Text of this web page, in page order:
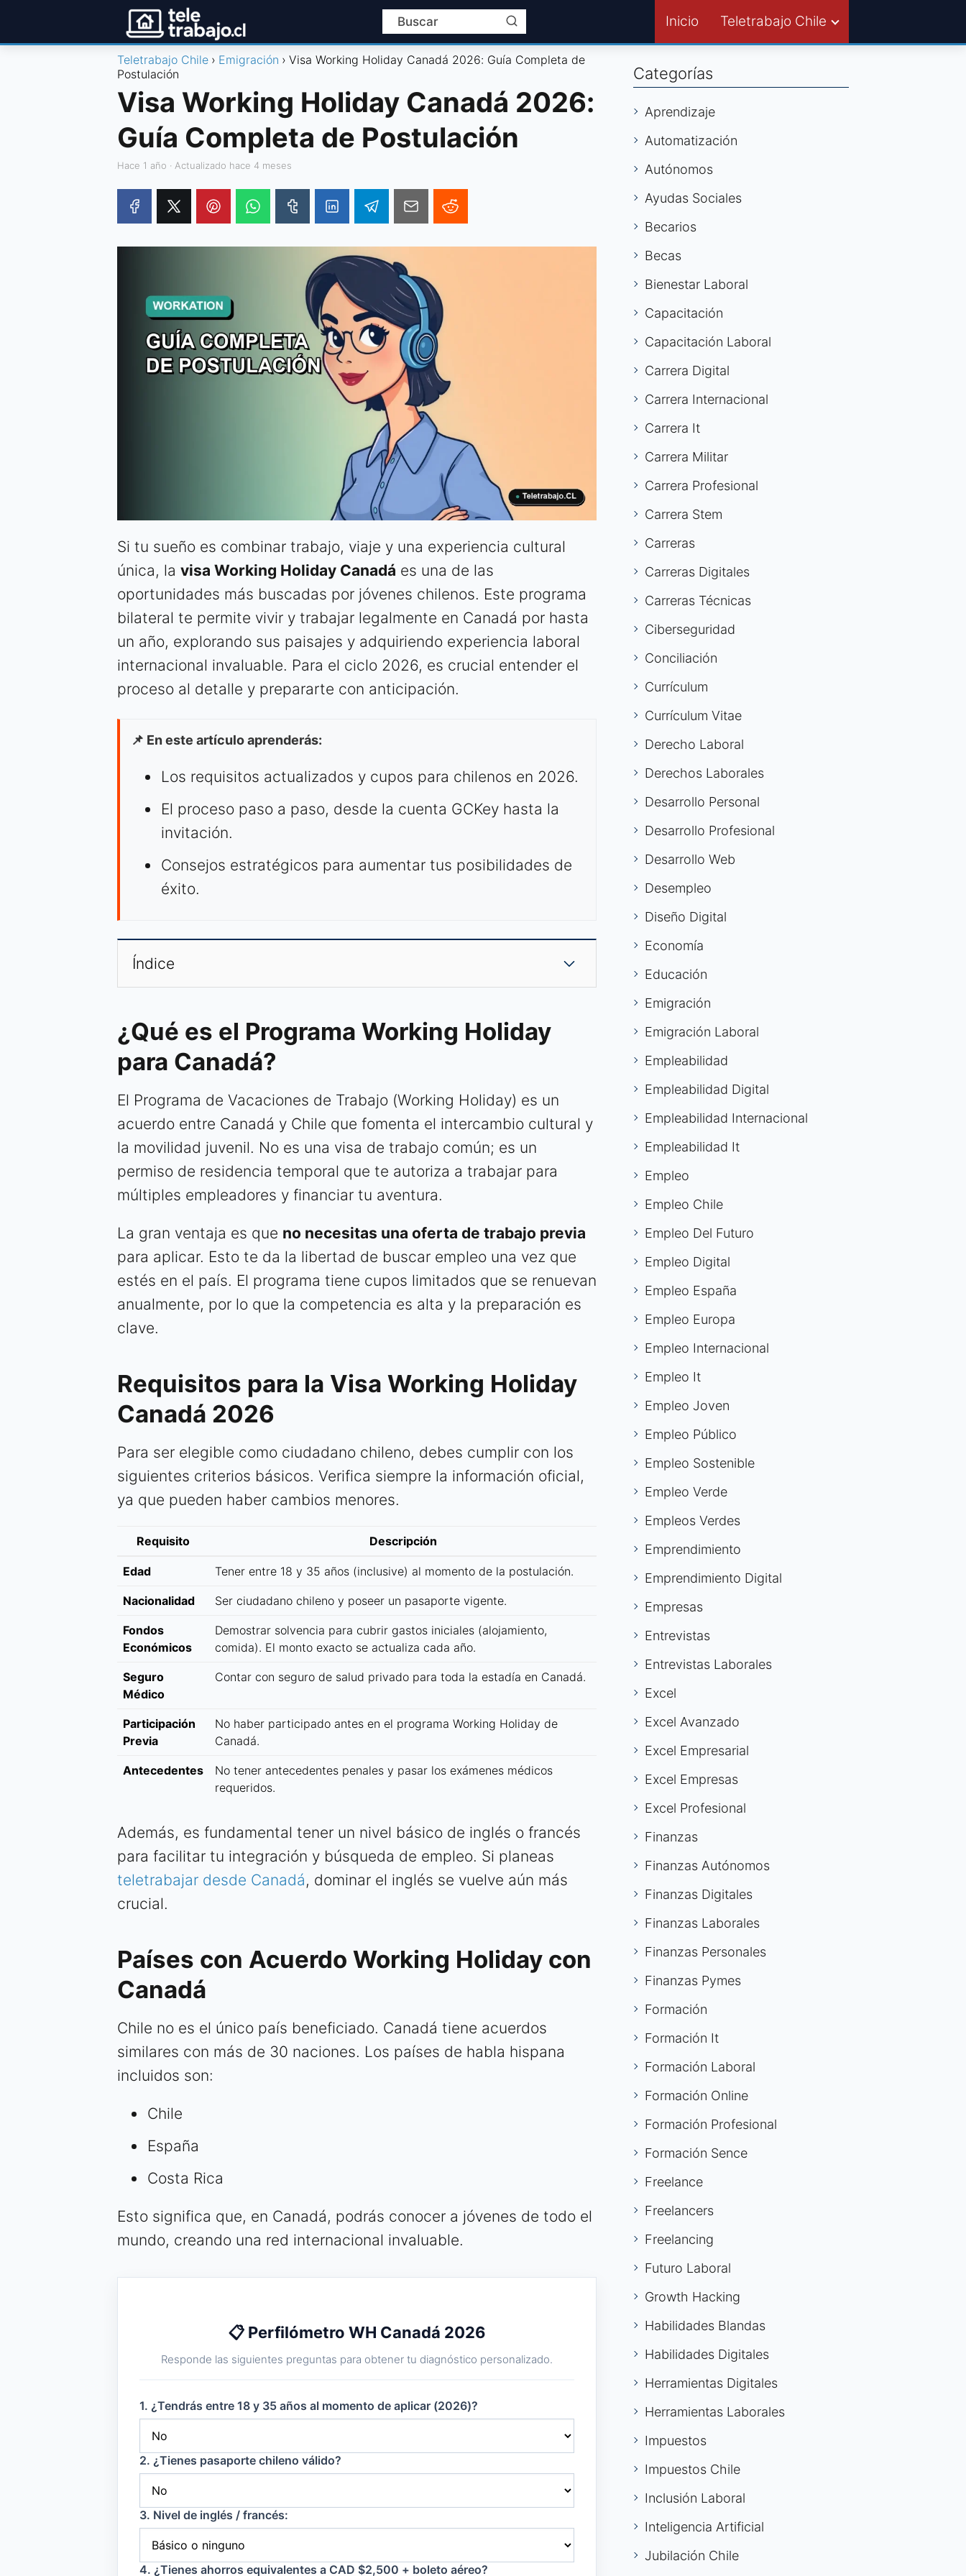
Inicio Teletrabajo Chile
Teletrabajo Chile Emigración
Visa Working Holiday Canadá 2026: Guía Completa de
Postulación
Visa Working Holiday Canadá 2026:
Guía Completa de Postulación
hace 1 año · Actualizado hace 4 meses
Si tu sueño es combinar trabajo, viaje y una experiencia cultural
única, la visa Working Holiday Canadá es una de las
oportunidades más buscadas por jóvenes chilenos. Este programa
bilateral te permite vivir y trabajar legalmente en Canadá por hasta
un año, explorando sus paisajes y adquiriendo experiencia laboral
internacional invaluable. Para el ciclo 2026, es crucial entender el
proceso al detalle y prepararte con anticipación.
📌 En este artículo aprenderás:
Los requisitos actualizados y cupos para chilenos en 2026.
El proceso paso a paso, desde la cuenta GCKey hasta la
invitación.
Consejos estratégicos para aumentar tus posibilidades de
éxito.
Índice
¿Qué es el Programa Working Holiday
para Canadá?
El Programa de Vacaciones de Trabajo (Working Holiday) es un
acuerdo entre Canadá y Chile que fomenta el intercambio cultural y
la movilidad juvenil. No es una visa de trabajo común; es un
permiso de residencia temporal que te autoriza a trabajar para
múltiples empleadores y financiar tu aventura.
La gran ventaja es que no necesitas una oferta de trabajo previa
para aplicar. Esto te da la libertad de buscar empleo una vez que
estés en el país. El programa tiene cupos limitados que se renuevan
anualmente, por lo que la competencia es alta y la preparación es
clave.
Requisitos para la Visa Working Holiday
Canadá 2026
Para ser elegible como ciudadano chileno, debes cumplir con los
siguientes criterios básicos. Verifica siempre la información oficial,
ya que pueden haber cambios menores.
Requisito Descripción
Edad Tener entre 18 y 35 años (inclusive) al momento de la postulación.
Nacionalidad Ser ciudadano chileno y poseer un pasaporte vigente.
Fondos
Económicos
Demostrar solvencia para cubrir gastos iniciales (alojamiento,
comida). El monto exacto se actualiza cada año.
Seguro
Médico
Contar con seguro de salud privado para toda la estadía en Canadá.
Participación
Previa
No haber participado antes en el programa Working Holiday de
Canadá.
Antecedentes
No tener antecedentes penales y pasar los exámenes médicos
requeridos.
Además, es fundamental tener un nivel básico de inglés o francés
para facilitar tu integración y búsqueda de empleo. Si planeas
teletrabajar desde Canadá, dominar el inglés se vuelve aún más
crucial.
Países con Acuerdo Working Holiday con
Canadá
Chile no es el único país beneficiado. Canadá tiene acuerdos
similares con más de 30 naciones. Los países de habla hispana
incluidos son:
Chile
España
Costa Rica
Esto significa que, en Canadá, podrás conocer a jóvenes de todo el
mundo, creando una red internacional invaluable.
📋 Perfilómetro WH Canadá 2026
Responde las siguientes preguntas para obtener tu diagnóstico personalizado.
1. ¿Tendrás entre 18 y 35 años al momento de aplicar (2026)?
2. ¿Tienes pasaporte chileno válido?
3. Nivel de inglés / francés:
4. ¿Tienes ahorros equivalentes a CAD $2,500 + boleto aéreo?
Categorías
Aprendizaje
Automatización
Autónomos
Ayudas Sociales
Becarios
Becas
Bienestar Laboral
Capacitación
Capacitación Laboral
Carrera Digital
Carrera Internacional
Carrera It
Carrera Militar
Carrera Profesional
Carrera Stem
Carreras
Carreras Digitales
Carreras Técnicas
Ciberseguridad
Conciliación
Currículum
Currículum Vitae
Derecho Laboral
Derechos Laborales
Desarrollo Personal
Desarrollo Profesional
Desarrollo Web
Desempleo
Diseño Digital
Economía
Educación
Emigración
Emigración Laboral
Empleabilidad
Empleabilidad Digital
Empleabilidad Internacional
Empleabilidad It
Empleo
Empleo Chile
Empleo Del Futuro
Empleo Digital
Empleo España
Empleo Europa
Empleo Internacional
Empleo It
Empleo Joven
Empleo Público
Empleo Sostenible
Empleo Verde
Empleos Verdes
Emprendimiento
Emprendimiento Digital
Empresas
Entrevistas
Entrevistas Laborales
Excel
Excel Avanzado
Excel Empresarial
Excel Empresas
Excel Profesional
Finanzas
Finanzas Autónomos
Finanzas Digitales
Finanzas Laborales
Finanzas Personales
Finanzas Pymes
Formación
Formación It
Formación Laboral
Formación Online
Formación Profesional
Formación Sence
Freelance
Freelancers
Freelancing
Futuro Laboral
Growth Hacking
Habilidades Blandas
Habilidades Digitales
Herramientas Digitales
Herramientas Laborales
Impuestos
Impuestos Chile
Inclusión Laboral
Inteligencia Artificial
Jubilación Chile